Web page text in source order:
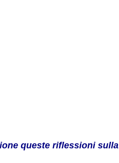
queste riflessioni sulla